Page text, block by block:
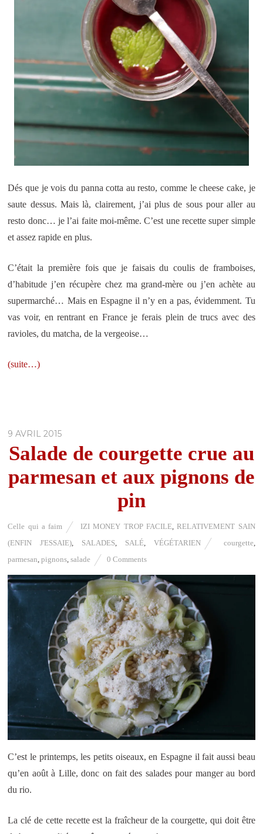
Dés que je vois du panna cotta au resto, comme le cheese cake, je
saute dessus. Mais là, clairement, j’ai plus de sous pour aller au
resto donc… je l’ai faite moi-même. C’est une recette super simple
et assez rapide en plus.
C’était la première fois que je faisais du coulis de framboises,
d’habitude j’en récupère chez ma grand-mère ou j’en achète au
supermarché… Mais en Espagne il n’y en a pas, évidemment. Tu
vas voir, en rentrant en France je ferais plein de trucs avec des
ravioles, du matcha, de la vergeoise…
(suite…)
9 AVRIL 2015
Salade de courgette crue au
parmesan et aux pignons de
pin
Celle qui a faim IZI MONEY TROP FACILE,RELATIVEMENT SAIN
(ENFIN J'ESSAIE), SALADES, SALÉ, VÉGÉTARIEN courgette,
parmesan,pignons,salade 0 Comments
C’est le printemps, les petits oiseaux, en Espagne il fait aussi beau
qu’en août à Lille, donc on fait des salades pour manger au bord
du rio.
La clé de cette recette est la fraîcheur de la courgette, qui doit être